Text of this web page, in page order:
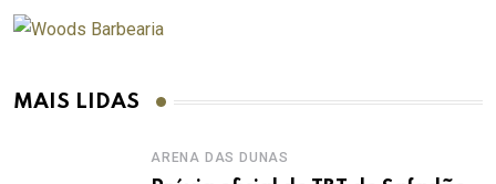
MAIS LIDAS
ARENA DAS DUNAS